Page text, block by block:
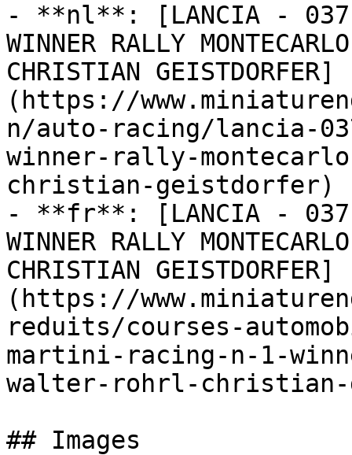
- **nl**: [LANCIA - 037
WINNER RALLY
CHRISTIAN GEISTDORFER]
(https://
n/auto-racing/lancia-
winner-rally-
christian-geistdorfer)
- **fr**: [LANCIA - 037
WINNER RALLY
CHRISTIAN GEISTDORFER]
(https://
reduits/courses-
martini-racing-n-1-
walter-rohrl-
## Images